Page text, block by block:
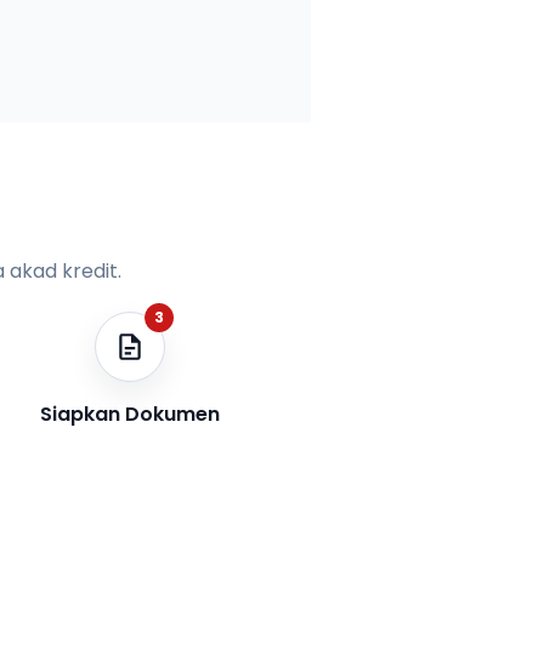
akad kredit.
3
Siapkan Dokumen